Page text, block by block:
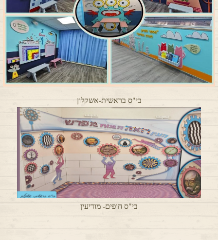
בי"ס בראשית-אשקלון
בי"ס חופים- מודיעין